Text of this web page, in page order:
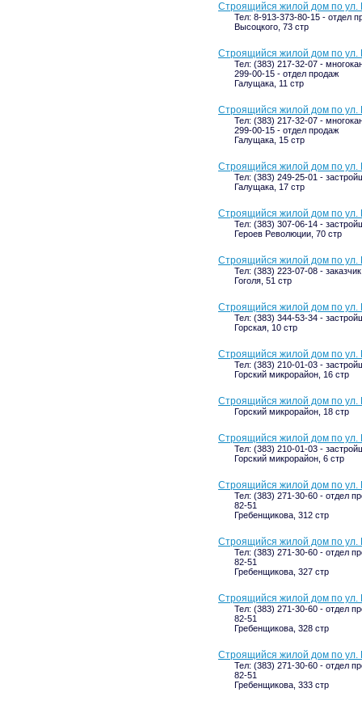
Строящийся жилой дом по ул.
Тел: 8-913-373-80-15 - отдел
Высоцкого, 73 стр
Строящийся жилой дом по ул.
Тел: (383) 217-32-07 -
299-00-15 - отдел продаж
Галущака, 11 стр
Строящийся жилой дом по ул.
Тел: (383) 217-32-07 -
299-00-15 - отдел продаж
Галущака, 15 стр
Строящийся жилой дом по ул.
Тел: (383) 249-25-01 -
Галущака, 17 стр
Строящийся жилой дом по ул.
Тел: (383) 307-06-14 -
Героев Революции, 70 стр
Строящийся жилой дом по ул.
Тел: (383) 223-07-08 - заказчик
Гоголя, 51 стр
Строящийся жилой дом по ул.
Тел: (383) 344-53-34 -
Горская, 10 стр
Строящийся жилой дом по ул.
Тел: (383) 210-01-03 -
Горский микрорайон, 16 стр
Строящийся жилой дом по ул.
Горский микрорайон, 18 стр
Строящийся жилой дом по ул.
Тел: (383) 210-01-03 -
Горский микрорайон, 6 стр
Строящийся жилой дом по ул.
Тел: (383) 271-30-60 - отдел
82-51
Гребенщикова, 312 стр
Строящийся жилой дом по ул.
Тел: (383) 271-30-60 - отдел
82-51
Гребенщикова, 327 стр
Строящийся жилой дом по ул.
Тел: (383) 271-30-60 - отдел
82-51
Гребенщикова, 328 стр
Строящийся жилой дом по ул.
Тел: (383) 271-30-60 - отдел
82-51
Гребенщикова, 333 стр